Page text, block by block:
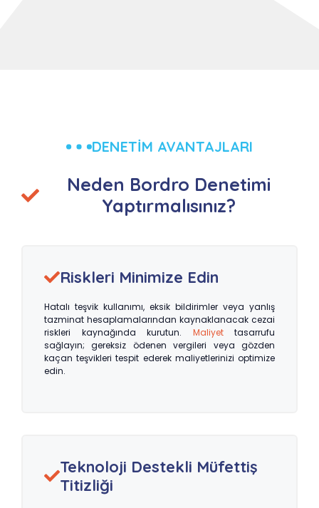
DENETİM AVANTAJLARI
Neden Bordro Denetimi
Yaptırmalısınız?
Riskleri Minimize Edin
Hatalı teşvik kullanımı, eksik bildirimler veya yanlış
tazminat hesaplamalarından kaynaklanacak cezai
riskleri kaynağında kurutun. Maliyettasarrufu
sağlayın; gereksiz ödenen vergileri veya gözden
kaçan teşvikleri tespit ederek maliyetlerinizi optimize
edin.
Teknoloji Destekli Müfettiş
Titizliği